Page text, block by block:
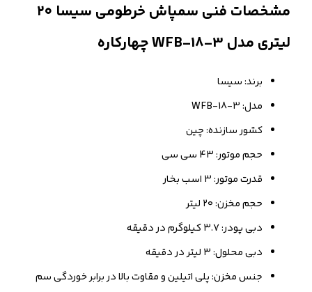
مشخصات فنی سمپاش خرطومی سیسا ۲۰
لیتری مدل WFB-18-3 چهارکاره
برند: سیسا
مدل: WFB-18-3
کشور سازنده: چین
حجم موتور: 43 سی سی
قدرت موتور: 3 اسب بخار
حجم مخزن: ۲۰ لیتر
دبی پودر: ۳.۷ کیلوگرم در دقیقه
دبی محلول: ۳ لیتر در دقیقه
جنس مخزن: پلی اتیلین و مقاوت بالا در برابر خوردگی سم